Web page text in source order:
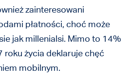
zainteresowani
płatności, choć może
jak millenialsi. Mimo to 14%
roku życia deklaruje chęć
mobilnym.